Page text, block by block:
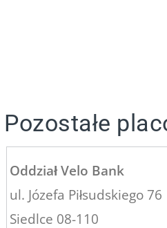
Pozostałe
Oddział Velo Bank
ul. Józefa Piłsudskiego 76
Siedlce 08-110